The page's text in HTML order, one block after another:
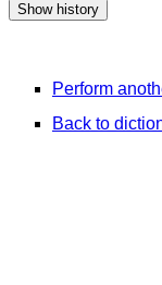
Perform
Back to